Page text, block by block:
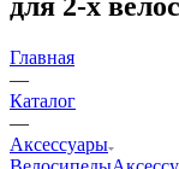
для 2-х
Главная
—
Каталог
—
Аксессуары